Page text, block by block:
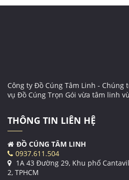
Công ty Đồ Cúng Tâm Linh - Chúng
vụ Đồ Cúng Trọn Gói vừa tâm linh
THÔNG TIN LIÊN HỆ
ĐỒ CÚNG TÂM LINH
0937.611.504
1A 43 Đường 29, Khu phố
2, TPHCM